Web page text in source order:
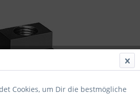
Cookies, um Dir die bestmögliche